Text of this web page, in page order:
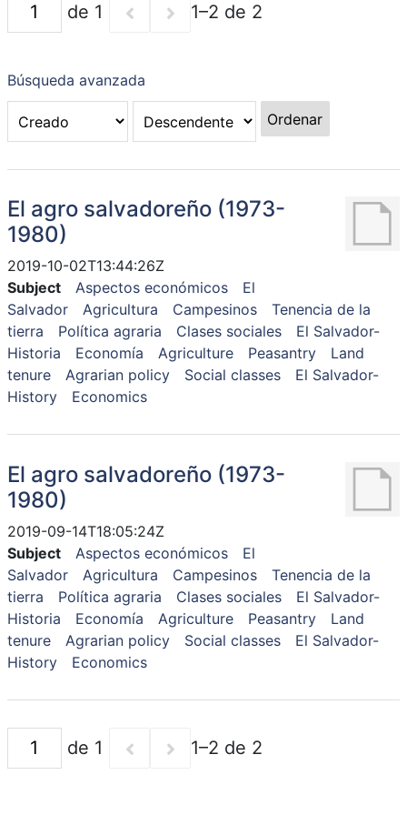
de 1 1–2 de 2
Búsqueda avanzada
Ordenar
El agro salvadoreño (1973-
1980)
2019-10-02T13:44:26Z
Subject
Aspectos económicos
El
Salvador
Agricultura Campesinos
Tenencia de la
tierra
Política agraria Clases sociales
El Salvador-
Historia
Economía Agriculture Peasantry
Land
tenure
Agrarian policy Social classes
El Salvador-
History
Economics
El agro salvadoreño (1973-
1980)
2019-09-14T18:05:24Z
Subject
Aspectos económicos
El
Salvador
Agricultura Campesinos
Tenencia de la
tierra
Política agraria Clases sociales
El Salvador-
Historia
Economía Agriculture Peasantry
Land
tenure
Agrarian policy Social classes
El Salvador-
History
Economics
de 1 1–2 de 2